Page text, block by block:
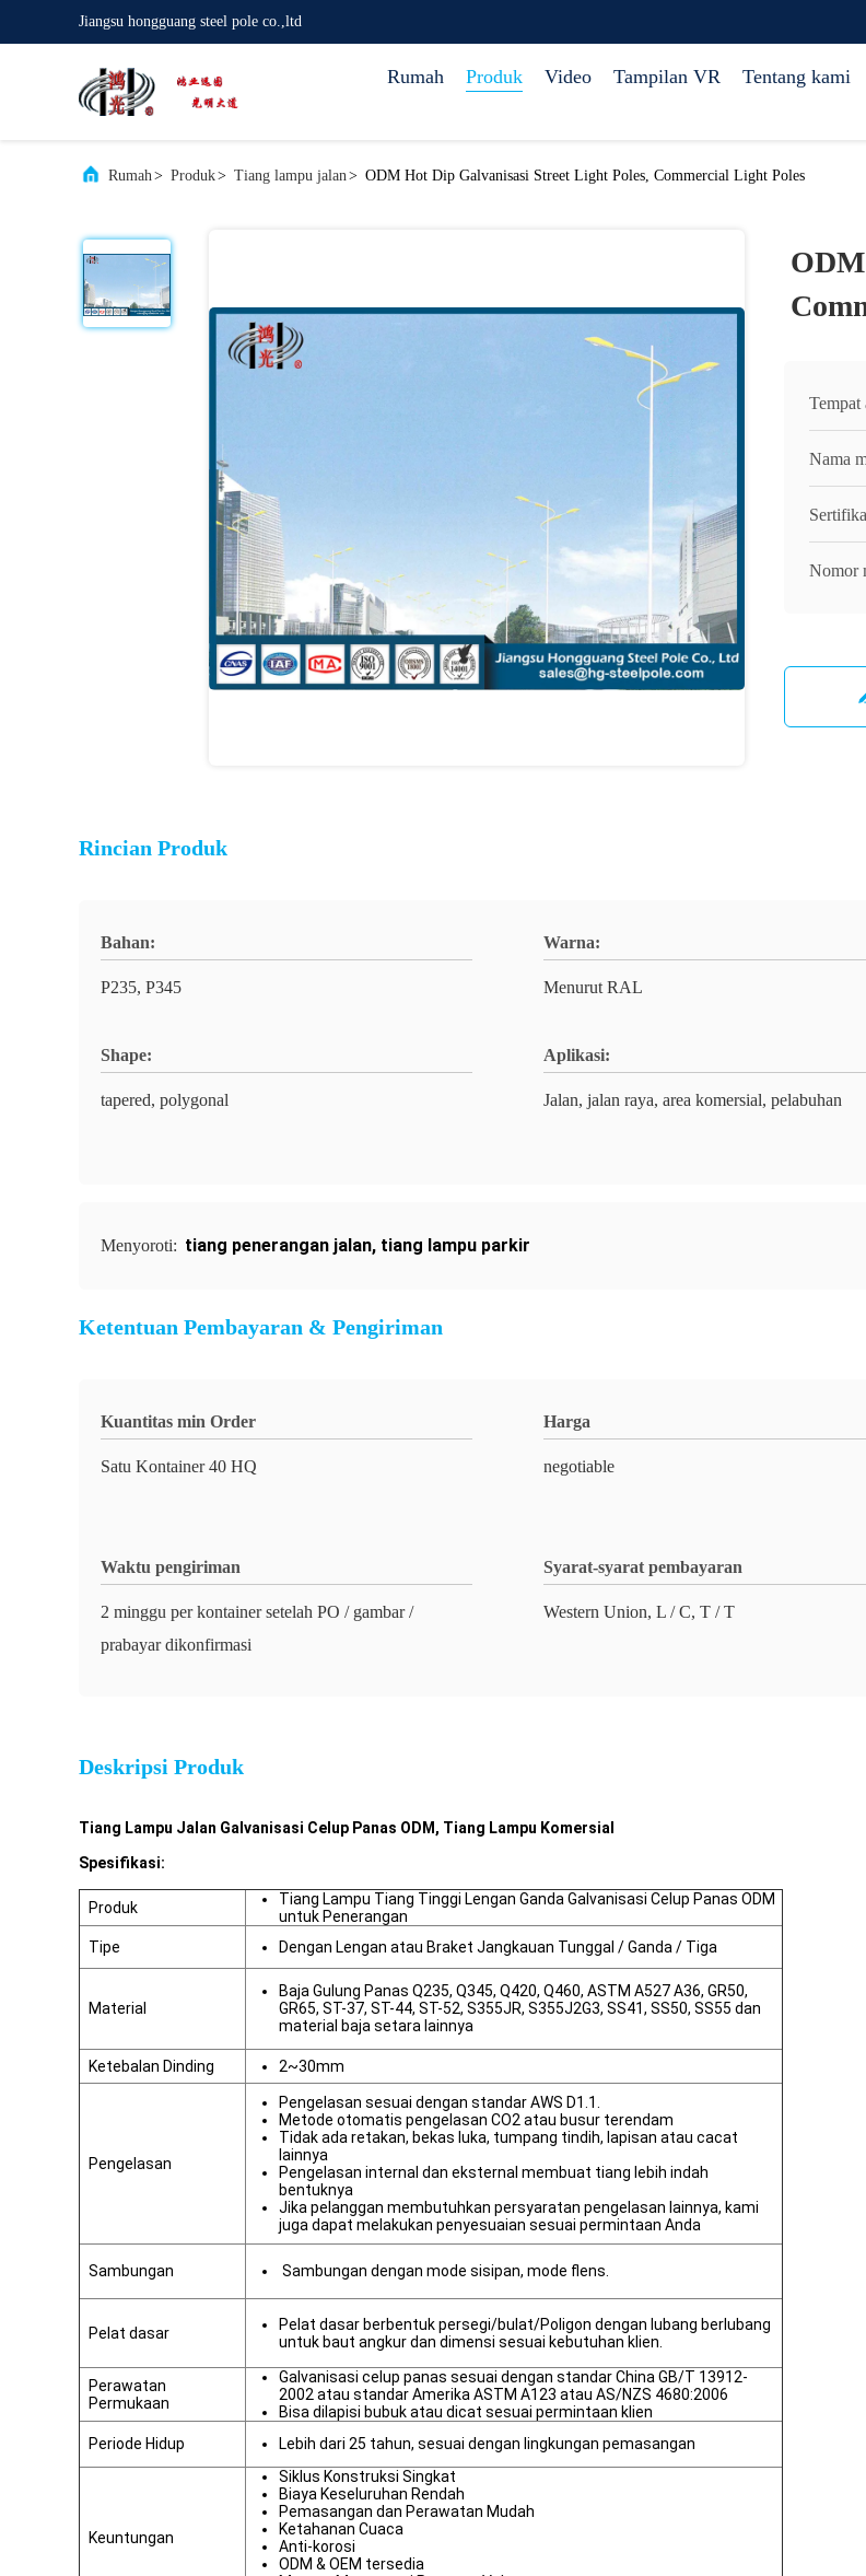
Jiangsu hongguang steel pole co.,ltd
Rumah Produk Video Tampilan VR Tentang kami
Rumah> Produk> Tiang lampu jalan> ODM Hot Dip Galvanisasi Street Light Poles, Commercial Light Poles
Tempat
Nama
Nomor
Rincian Produk
Bahan:
P235, P345
Warna:
Menurut RAL
Shape:
tapered, polygonal
Aplikasi:
Jalan, jalan raya, area komersial, pelabuhan
Menyoroti: tiang penerangan jalan, tiang lampu parkir
Ketentuan Pembayaran & Pengiriman
Kuantitas min Order
Satu Kontainer 40 HQ
Harga
negotiable
Waktu pengiriman
2 minggu per kontainer setelah PO / gambar /
prabayar dikonfirmasi
Syarat-syarat pembayaran
Western Union, L / C, T / T
Deskripsi Produk
Tiang Lampu Jalan Galvanisasi Celup Panas ODM, Tiang Lampu Komersial
Spesifikasi:
Produk
Tiang Lampu Tiang Tinggi Lengan Ganda Galvanisasi Celup Panas ODM
untuk Penerangan
Tipe
Dengan Lengan atau Braket Jangkauan Tunggal / Ganda / Tiga
Material
Baja Gulung Panas Q235, Q345, Q420, Q460, ASTM A527 A36, GR50,
GR65, ST-37, ST-44, ST-52, S355JR, S355J2G3, SS41, SS50, SS55 dan
material baja setara lainnya
Ketebalan Dinding 2~30mm
Pengelasan
Pengelasan sesuai dengan standar AWS D1.1.
Metode otomatis pengelasan CO2 atau busur terendam
Tidak ada retakan, bekas luka, tumpang tindih, lapisan atau cacat
lainnya
Pengelasan internal dan eksternal membuat tiang lebih indah
bentuknya
Jika pelanggan membutuhkan persyaratan pengelasan lainnya, kami
juga dapat melakukan penyesuaian sesuai permintaan Anda
Sambungan Sambungan dengan mode sisipan, mode flens.
Pelat dasar
Pelat dasar berbentuk persegi/bulat/Poligon dengan lubang berlubang
untuk baut angkur dan dimensi sesuai kebutuhan klien.
Perawatan
Permukaan
Galvanisasi celup panas sesuai dengan standar China GB/T 13912-
2002 atau standar Amerika ASTM A123 atau AS/NZS 4680:2006
Bisa dilapisi bubuk atau dicat sesuai permintaan klien
Periode Hidup
Lebih dari 25 tahun, sesuai dengan lingkungan pemasangan
Keuntungan
Siklus Konstruksi Singkat
Biaya Keseluruhan Rendah
Pemasangan dan Perawatan Mudah
Ketahanan Cuaca
Anti-korosi
ODM & OEM tersedia